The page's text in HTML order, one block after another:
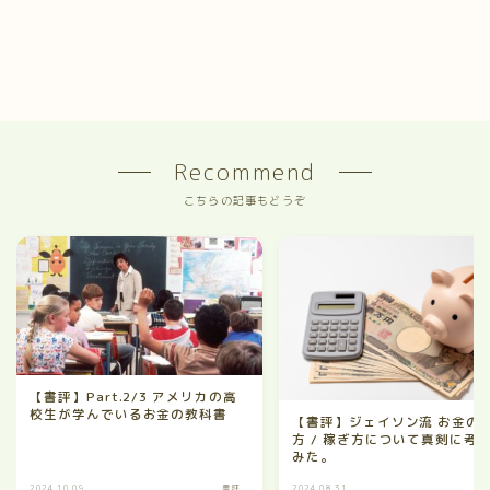
Recommend
こちらの記事もどうぞ
【書評】Part.2/3 アメリカの高
校生が学んでいるお金の教科書
【書評】ジェイソン流 お金の
方 / 稼ぎ方について真剣に考
みた。